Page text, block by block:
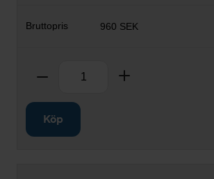
960 SEK
Ta bort
Köp